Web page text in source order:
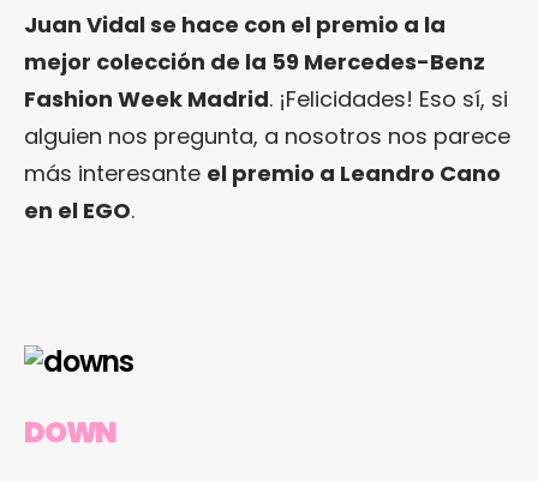
Juan Vidal se hace con el premio a la
mejor colección de la 59 Mercedes-Benz
Fashion Week Madrid. ¡Felicidades! Eso sí, si
alguien nos pregunta, a nosotros nos parece
más interesante el premio a Leandro Cano
en el EGO.
DOWN